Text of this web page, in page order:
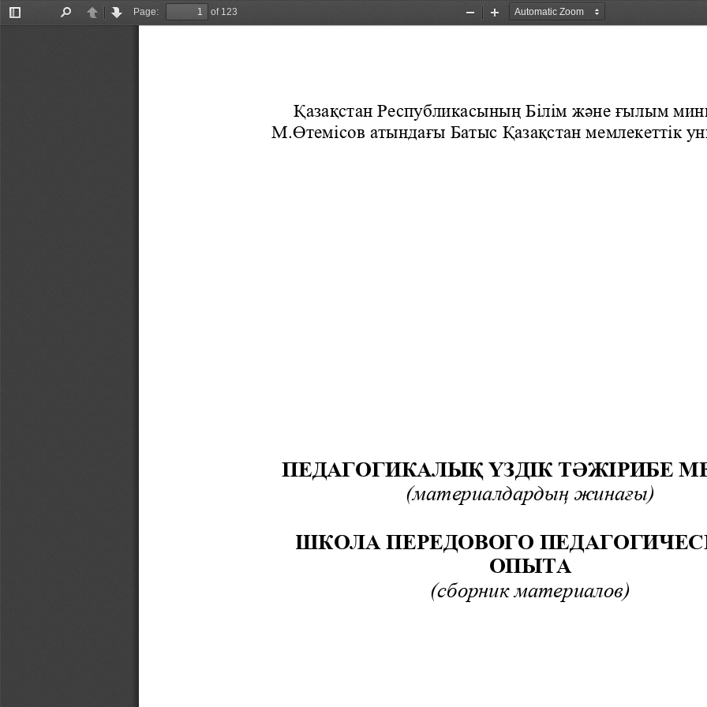
Toggle
PreviousNext
Page:
of 123
Zoom
Zoom
Қазақстан Республикасының Білім және ғылым
М.Өтемісов атындағы Батыс Қазақстан мемлекеттік
ПЕДАГОГИКАЛЫҚ ҮЗДІК ТӘЖІРИБЕ
(материалдардың жинағы)
ШКОЛА ПЕРЕДОВОГО
ОПЫТА
(сборник материалов)